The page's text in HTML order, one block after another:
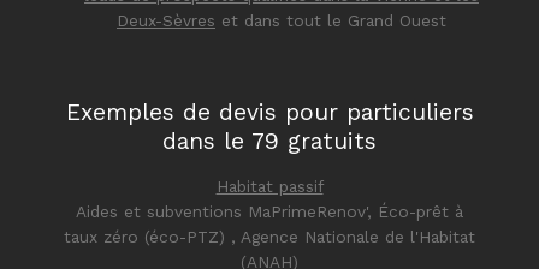
Deux-Sèvres et dans tout le Grand Ouest
Exemples de devis pour particuliers
dans le 79 gratuits
Habitat passif
Aides et subventions MaPrimeRenov', Éco-prêt à
taux zéro (éco-PTZ) , Agence Nationale de l'Habitat
(ANAH)